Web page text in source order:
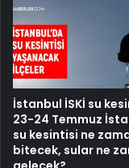
İstanbul İSKİ su
23-24 Temmuz
su kesintisi ne
bitecek, sular ne